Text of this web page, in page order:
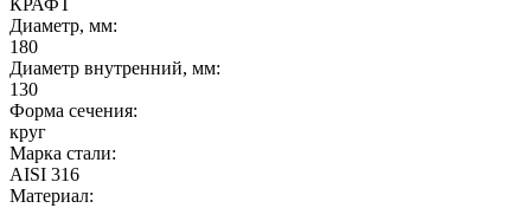
Диаметр, мм:
180
Диаметр внутренний, мм:
130
Форма сечения:
круг
Марка стали:
AISI 316
Материал: